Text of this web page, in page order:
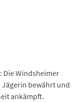
Die Windsheimer
Jägerin bewährt und
ankämpft.